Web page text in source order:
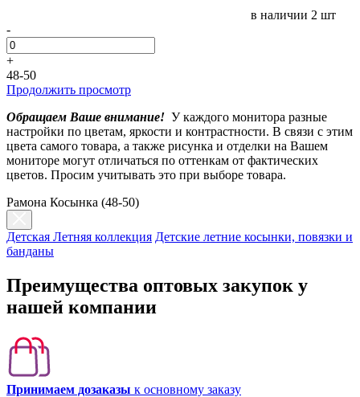
в наличии 2 шт
-
+
48-50
Продолжить просмотр
Обращаем Ваше внимание! У каждого монитора разные
настройки по цветам, яркости и контрастности. В связи с этим
цвета самого товара, а также рисунка и отделки на Вашем
мониторе могут отличаться по оттенкам от фактических
цветов. Просим учитывать это при выборе товара.
Рамона Косынка (48-50)
Детская Летняя коллекция Детские летние косынки, повязки и
банданы
Преимущества оптовых закупок у
нашей компании
Принимаем дозаказы к основному заказу